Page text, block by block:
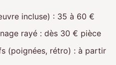
incluse) : 35 à 60 €
rayé : dès 30 € pièce
(poignées, rétro) : à partir